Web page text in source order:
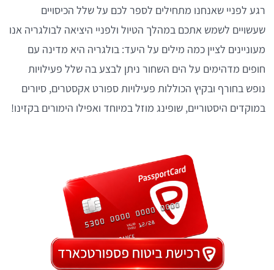
רגע לפניי שאנחנו מתחילים לספר לכם על שלל הכיסויים
שעשויים לשמש אתכם במהלך הטיול ולפניי היציאה לבולגריה אנו
מעוניינים לציין כמה מילים על היעד: בולגריה היא מדינה עם
חופים מדהימים על הים השחור ניתן לבצע בה שלל פעילויות
נופש בחורף ובקיץ הכוללות פעילויות ספורט אקסטרים, סיורים
במוקדים היסטוריים, שופינג מוזל במיוחד ואפילו הימורים בקזינו!